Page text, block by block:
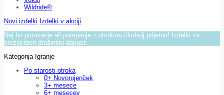
Wildride®
Novi izdelki Izdelki v akciji
Naj bo potovanje ali potepanje z otrokom čimbolj prijetno! Izdelki za
brezskrben družinski dopust.
Kategorija Igranje
Po starosti otroka
0+ Novorojenček
3+ mesece
6+ mesecev